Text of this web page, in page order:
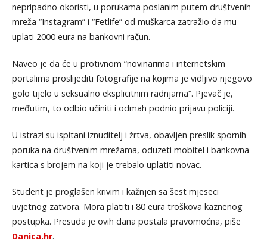
nepripadno okoristi, u porukama poslanim putem društvenih
mreža “Instagram” i “Fetlife” od muškarca zatražio da mu
uplati 2000 eura na bankovni račun.
Naveo je da će u protivnom “novinarima i internetskim
portalima proslijediti fotografije na kojima je vidljivo njegovo
golo tijelo u seksualno eksplicitnim radnjama“. Pjevač je,
međutim, to odbio učiniti i odmah podnio prijavu policiji.
U istrazi su ispitani iznuditelj i žrtva, obavljen preslik spornih
poruka na društvenim mrežama, oduzeti mobitel i bankovna
kartica s brojem na koji je trebalo uplatiti novac.
Student je proglašen krivim i kažnjen sa šest mjeseci
uvjetnog zatvora. Mora platiti i 80 eura troškova kaznenog
postupka. Presuda je ovih dana postala pravomoćna, piše
Danica.hr.